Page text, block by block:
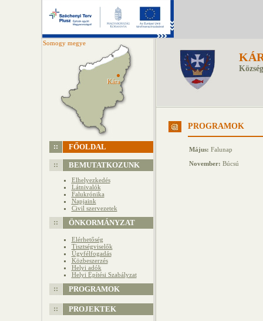
Somogy megye
Kára
Kára
FŐOLDAL
BEMUTATKOZUNK
Elhelyezkedés
Látnivalók
Falukrónika
Napjaink
Civil szervezetek
ÖNKORMÁNYZAT
Elérhetőség
Tisztségviselők
Ügyfélfogadás
Közbeszerzés
Helyi adók
Helyi Építési Szabályzat
PROGRAMOK
PROJEKTEK
PROGRAMOK
Május: Falunap
November: Búcsú